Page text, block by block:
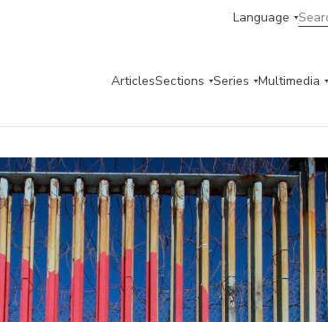
Language
ArticlesSections Series Multimedia